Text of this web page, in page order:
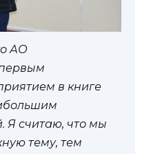
АО
первым
в книге
Я считаю, что мы
тему, тем